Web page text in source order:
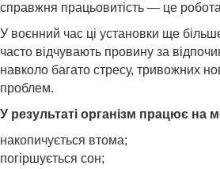
справжня працьовитість — це
У воєнний час ці установки ще
часто відчувають провину за
навколо багато стресу, тривожних
проблем.
У результаті організм працює на
накопичується втома;
погіршується сон;